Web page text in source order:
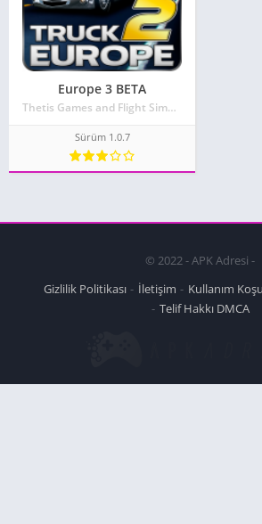
Europe 3 BETA
Thetis Games and Flight Simulators
Sürüm 1.0.7
© 2022 - APK Adresi -
Gizlilik Politikası
İletişim Kullanım
Telif Hakkı DMCA